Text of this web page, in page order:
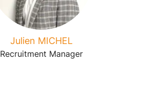
Julien MICHEL
Recruitment Manager